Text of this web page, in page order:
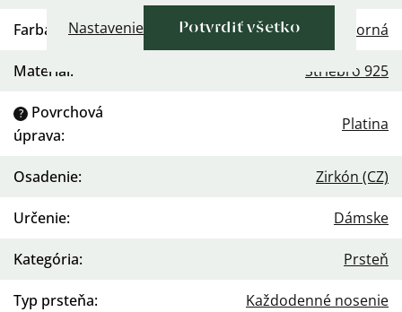
Nastavenie Potvrdiť všetko
Farba Strieborná
Materiál: Striebro 925
?
Povrchová
úprava:
Platina
Osadenie: Zirkón (CZ)
Určenie: Dámske
Kategória: Prsteň
Typ prsteňa: Každodenné nosenie